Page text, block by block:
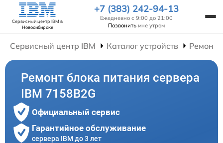
Сервисный центр IBM в
Новосибирске
+7 (383) 242-94-13
Ежедневно с 9:00 до 21:00
Позвонить мне утром
Сервисный центр IBM Каталог устройств Ремонт
Ремонт блока питания сервера
IBM 7158B2G
Официальный сервис
Гарантийное обслуживание
сервера IBM до 3 лет